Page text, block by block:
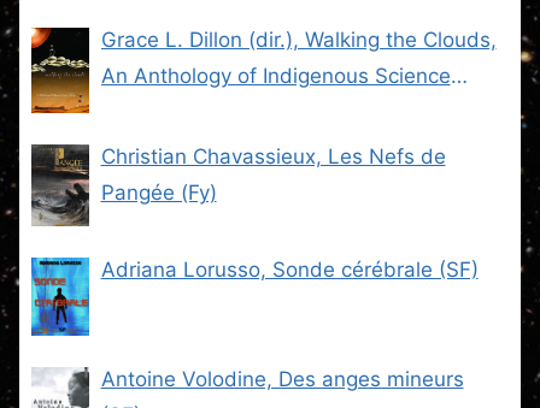
Grace L. Dillon (dir.), Walking the Clouds,
An Anthology of Indigenous Science
Christian Chavassieux, Les Nefs de
Pangée (Fy)
Adriana Lorusso, Sonde cérébrale (SF)
Antoine Volodine, Des anges mineurs